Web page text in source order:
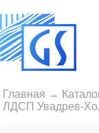
Главная →
ЛДСП Увадрев-